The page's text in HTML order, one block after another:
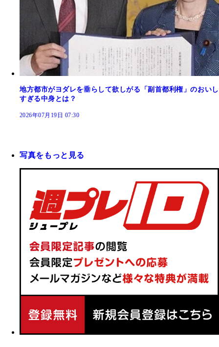
地方都市がヨダレを垂らして欲しがる「副首都利権」のおいし
すぎる中身とは？
2026年07月19日 07:30
写真をもっと見る